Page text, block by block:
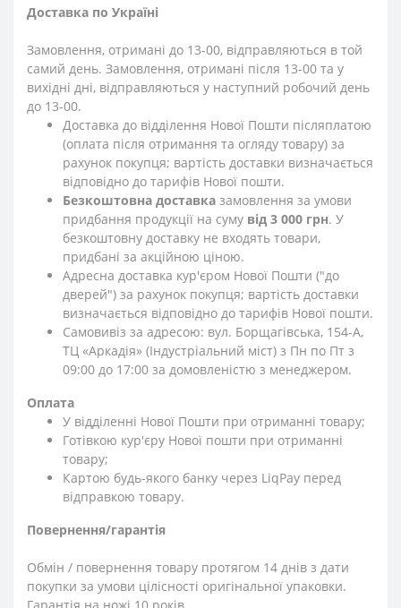
Доставка по Україні
Замовлення, отримані до 13-00, відправляються в той
самий день. Замовлення, отримані після 13-00 та у
вихідні дні, відправляються у наступний робочий день
до 13-00.
Доставка до відділення Нової Пошти післяплатою
(оплата після отримання та огляду товару) за
рахунок покупця; вартість доставки визначається
відповідно до тарифів Нової пошти.
Безкоштовна доставка замовлення за умови
придбання продукції на суму від 3 000 грн. У
безкоштовну доставку не входять товари,
придбані за акційною ціною.
Адресна доставка кур'єром Нової Пошти ("до
дверей") за рахунок покупця; вартість доставки
визначається відповідно до тарифів Нової пошти.
Самовивіз за адресою: вул. Борщагівська, 154-А,
ТЦ «Аркадія» (Індустріальний міст) з Пн по Пт з
09:00 до 17:00 за домовленістю з менеджером.
Оплата
У відділенні Нової Пошти при отриманні товару;
Готівкою кур'єру Нової пошти при отриманні
товару;
Картою будь-якого банку через LiqPay перед
відправкою товару.
Повернення/гарантія
Обмін / повернення товару протягом 14 днів з дати
покупки за умови цілісності оригінальної упаковки.